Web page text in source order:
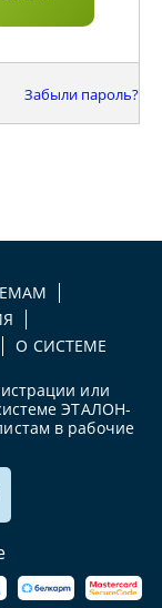
Забыли пароль?
О СИСТЕМЕ
или
ЭТАЛОН-
в рабочие